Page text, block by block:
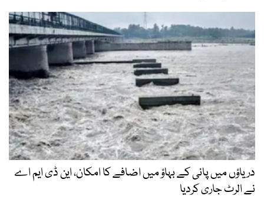
دریاؤں میں پانی کے بہاؤ میں اضافے کا امکان، این ڈی ایم اے
نے الرٹ جاری کردیا